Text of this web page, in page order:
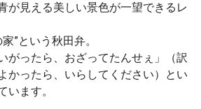
が見える美しい景色が一望できるレ
”という秋田弁。
がったら、おざってたんせぇ」（訳
かったら、いらしてください）とい
います。